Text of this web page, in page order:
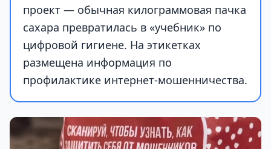
проект — обычная килограммовая пачка
сахара превратилась в «учебник» по
цифровой гигиене. На этикетках
размещена информация по
профилактике интернет-мошенничества.